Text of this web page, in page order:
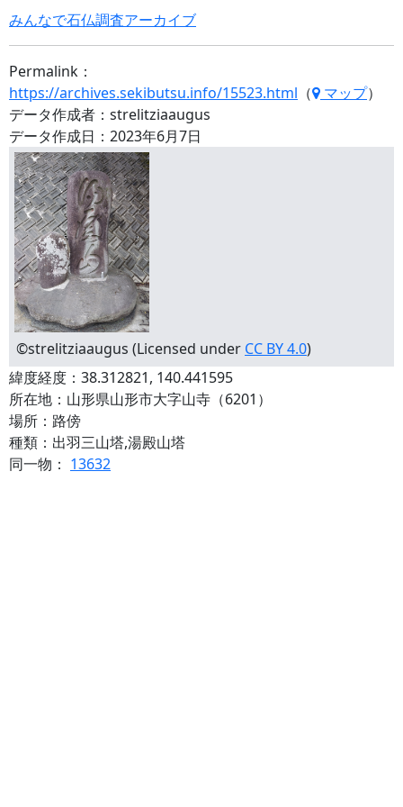
みんなで石仏調査アーカイブ
Permalink：
https://archives.sekibutsu.info/15523.html （ マップ）
データ作成者：strelitziaaugus
データ作成日：2023年6月7日
©strelitziaaugus (Licensed under CC BY 4.0)
緯度経度：38.312821, 140.441595
所在地：山形県山形市大字山寺（6201）
場所：路傍
種類：出羽三山塔,湯殿山塔
同一物： 13632